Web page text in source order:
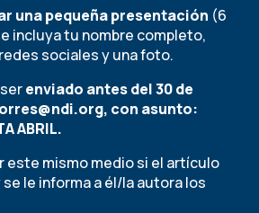
una pequeña presentación (6
incluya tu nombre completo,
sociales y una foto.
enviado antes del 30 de
, con asunto:
ABRIL.
este mismo medio si el artículo
le informa a él/la autora los